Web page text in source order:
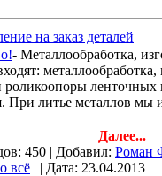
на заказ деталей
- Металлообработка,
ленточных
При литье металлов мы
Далее...
450 | Добавил: Роман
всё | | Дата: 23.04.2013